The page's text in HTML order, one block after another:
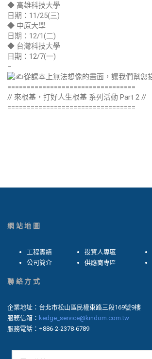
◆ 高雄科技大學
日期：11/25(三)
◆ 中原大學
日期：12/1(二)
◆ 台灣科技大學
日期：12/7(一)
–
從課本上無法想像的畫面，讓我們幫您
=================================
// 來根基，打好人生根基 系列活動 Part 2 //
=================================
網站地圖
工程實績
公司簡介
投資人專區
供應商專區
聯絡方式
企業地址：台北市松山區民權東路三段169號9樓
服務信箱： kedge_service@kindom.com.tw
服務電話：+886-2-2378-6789